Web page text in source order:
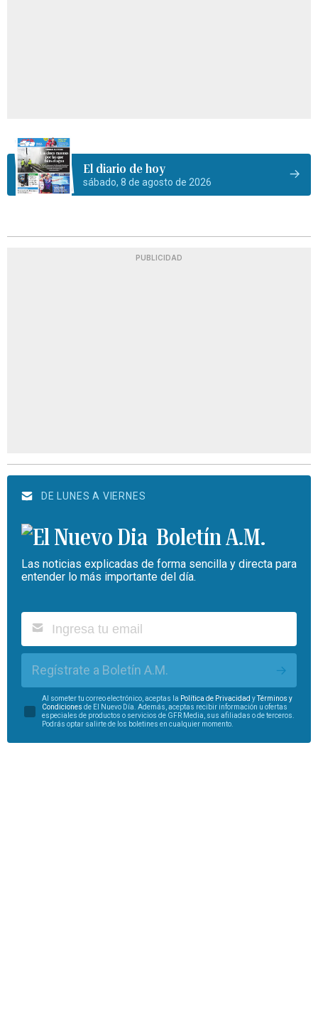
El diario de hoy
sábado, 8 de agosto de 2026
PUBLICIDAD
DE LUNES A VIERNES
Boletín A.M.
Las noticias explicadas de forma sencilla y directa para
entender lo más importante del día.
Regístrate a Boletín A.M.
Al someter tu correo electrónico, aceptas la Política de Privacidad yTérminos y
Condiciones de El Nuevo Día. Además, aceptas recibir información u ofertas
especiales de productos o servicios de GFR Media, sus afiliadas o de terceros.
Podrás optar salirte de los boletines en cualquier momento.